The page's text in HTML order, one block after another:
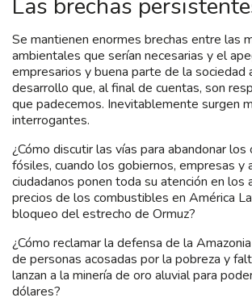
Las brechas
Se mantienen enormes brechas entre las
ambientales que serían necesarias y el
empresarios y buena parte de la sociedad
desarrollo que, al final de cuentas, son
que padecemos. Inevitablemente surgen
interrogantes.
¿Cómo discutir las vías para abandonar
fósiles, cuando los gobiernos, empresas y
ciudadanos ponen toda su atención en los
precios de los combustibles en América
bloqueo del estrecho de Ormuz?
¿Cómo reclamar la defensa de la
de personas acosadas por la pobreza y
lanzan a la minería de oro aluvial para
dólares?